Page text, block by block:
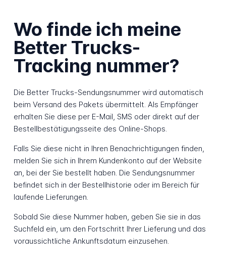
Wo finde ich meine
Better Trucks-
Tracking nummer?
Die Better Trucks-Sendungsnummer wird automatisch
beim Versand des Pakets übermittelt. Als Empfänger
erhalten Sie diese per E-Mail, SMS oder direkt auf der
Bestellbestätigungsseite des Online-Shops.
Falls Sie diese nicht in Ihren Benachrichtigungen finden,
melden Sie sich in Ihrem Kundenkonto auf der Website
an, bei der Sie bestellt haben. Die Sendungsnummer
befindet sich in der Bestellhistorie oder im Bereich für
laufende Lieferungen.
Sobald Sie diese Nummer haben, geben Sie sie in das
Suchfeld ein, um den Fortschritt Ihrer Lieferung und das
voraussichtliche Ankunftsdatum einzusehen.